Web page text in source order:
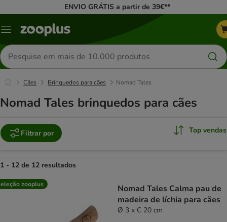
ENVIO GRÁTIS a partir de 39€**
Menu
Pesquisar
produtos
Cães Brinquedos para cães Nomad Tales
Nomad Tales brinquedos para cães
Filtrar por Top vendas
1 - 12 de 12 resultados
product items have been changed
zooplus
Nomad Tales Calma pau de
madeira de líchia para cães
Ø 3 x C 20 cm